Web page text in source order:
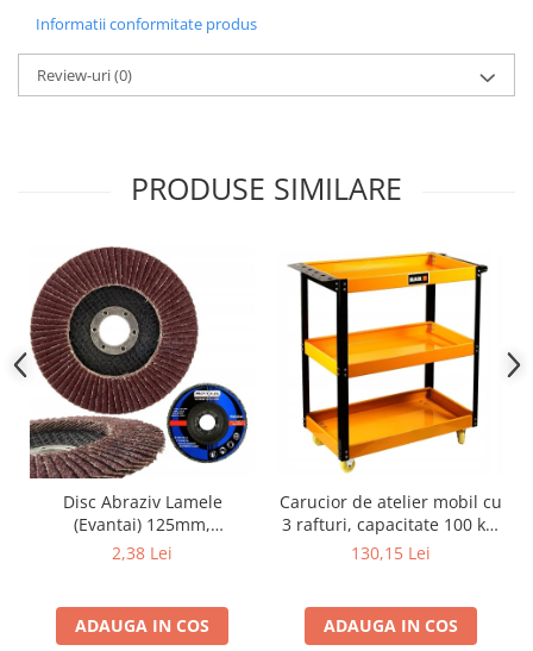
Informatii conformitate produs
Review-uri(0)
PRODUSE SIMILARE
Disc Abraziv Lamele
(Evantai) 125mm,
Granulație , pentru Metal și
2,38 Lei
ADAUGA IN COS
Carucior de atelier mobil cu
3 rafturi, capacitate 100 kg,
portocaliu, structura din
130,15 Lei
ADAUGA IN COS